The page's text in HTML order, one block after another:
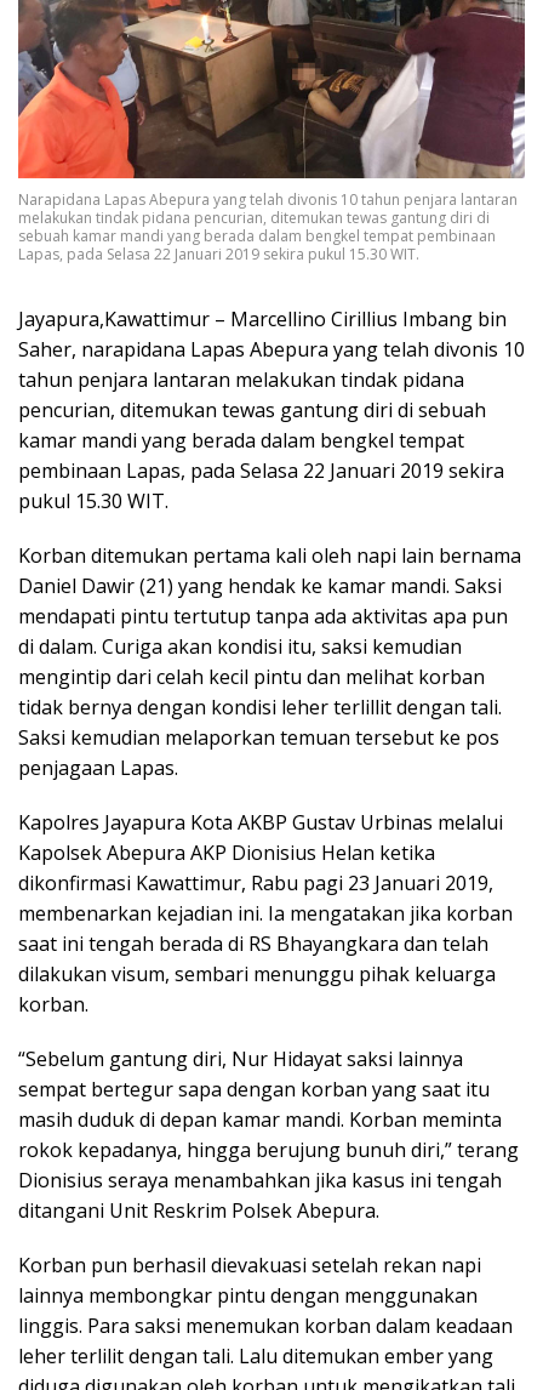
Narapidana Lapas Abepura yang telah divonis 10 tahun penjara lantaran
melakukan tindak pidana pencurian, ditemukan tewas gantung diri di
sebuah kamar mandi yang berada dalam bengkel tempat pembinaan
Lapas, pada Selasa 22 Januari 2019 sekira pukul 15.30 WIT.
Jayapura,Kawattimur – Marcellino Cirillius Imbang bin
Saher, narapidana Lapas Abepura yang telah divonis 10
tahun penjara lantaran melakukan tindak pidana
pencurian, ditemukan tewas gantung diri di sebuah
kamar mandi yang berada dalam bengkel tempat
pembinaan Lapas, pada Selasa 22 Januari 2019 sekira
pukul 15.30 WIT.
Korban ditemukan pertama kali oleh napi lain bernama
Daniel Dawir (21) yang hendak ke kamar mandi. Saksi
mendapati pintu tertutup tanpa ada aktivitas apa pun
di dalam. Curiga akan kondisi itu, saksi kemudian
mengintip dari celah kecil pintu dan melihat korban
tidak bernya dengan kondisi leher terlillit dengan tali.
Saksi kemudian melaporkan temuan tersebut ke pos
penjagaan Lapas.
Kapolres Jayapura Kota AKBP Gustav Urbinas melalui
Kapolsek Abepura AKP Dionisius Helan ketika
dikonfirmasi Kawattimur, Rabu pagi 23 Januari 2019,
membenarkan kejadian ini. Ia mengatakan jika korban
saat ini tengah berada di RS Bhayangkara dan telah
dilakukan visum, sembari menunggu pihak keluarga
korban.
“Sebelum gantung diri, Nur Hidayat saksi lainnya
sempat bertegur sapa dengan korban yang saat itu
masih duduk di depan kamar mandi. Korban meminta
rokok kepadanya, hingga berujung bunuh diri,” terang
Dionisius seraya menambahkan jika kasus ini tengah
ditangani Unit Reskrim Polsek Abepura.
Korban pun berhasil dievakuasi setelah rekan napi
lainnya membongkar pintu dengan menggunakan
linggis. Para saksi menemukan korban dalam keadaan
leher terlilit dengan tali. Lalu ditemukan ember yang